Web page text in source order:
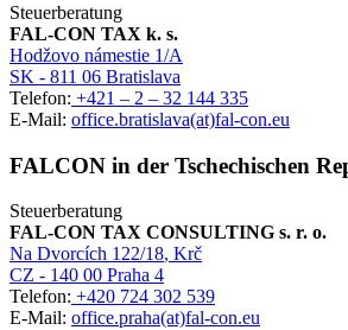
Steuerberatung
FAL-CON TAX k. s.
Hodžovo námestie 1/A
SK - 811 06 Bratislava
Telefon: +421 – 2 – 32 144 335
E-Mail: office.bratislava(at)fal-con.eu
FALCON in der Tschechischen
Steuerberatung
FAL-CON TAX CONSULTING s. r. o.
Na Dvorcích 122/18, Krč
CZ - 140 00 Praha 4
Telefon: +420 724 302 539
E-Mail: office.praha(at)fal-con.eu